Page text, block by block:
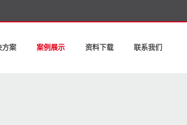
方案 案例展示 资料下载 联系我们